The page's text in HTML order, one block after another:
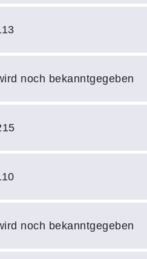
noch bekanntgegeben
noch bekanntgegeben